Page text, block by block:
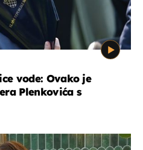
vode: Ovako je
Plenkovića s